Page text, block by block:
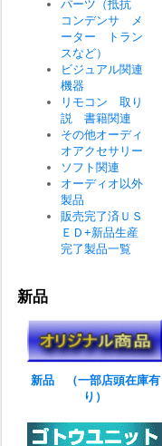
パーツ（抵抗
コンデンサ メ
ーター トラン
スなど）
ビジュアル関連
機器
リモコン 取り
説 書籍関連
その他オーディ
オアクセサリー
ソフト関連
オーディオ以外
製品
販売完了済ＵＳ
ＥＤ+新品生産
完了製品一覧
新品
新品 （一部店頭在庫有
り）